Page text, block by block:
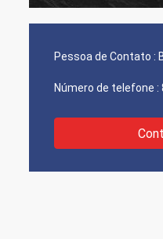
Pessoa de Contato :
Número de telefone :